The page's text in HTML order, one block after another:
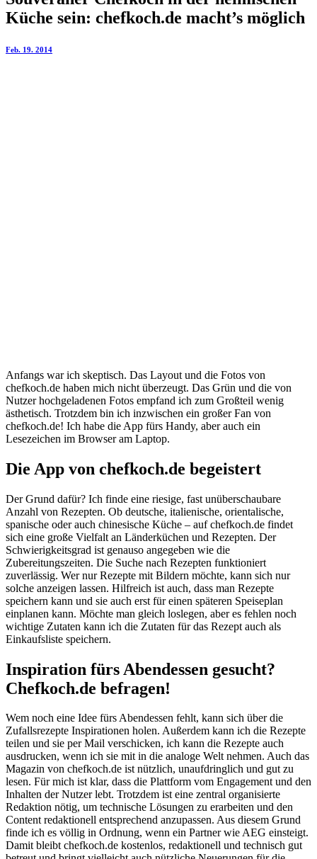
Küche sein: chefkoch.de macht’s möglich
Feb. 19. 2014
Anfangs war ich skeptisch. Das Layout und die Fotos von
chefkoch.de haben mich nicht überzeugt. Das Grün und die von
Nutzer hochgeladenen Fotos empfand ich zum Großteil wenig
ästhetisch. Trotzdem bin ich inzwischen ein großer Fan von
chefkoch.de! Ich habe die App fürs Handy, aber auch ein
Lesezeichen im Browser am Laptop.
Die App von chefkoch.de begeistert
Der Grund dafür? Ich finde eine riesige, fast unüberschaubare
Anzahl von Rezepten. Ob deutsche, italienische, orientalische,
spanische oder auch chinesische Küche – auf chefkoch.de findet
sich eine große Vielfalt an Länderküchen und Rezepten. Der
Schwierigkeitsgrad ist genauso angegeben wie die
Zubereitungszeiten. Die Suche nach Rezepten funktioniert
zuverlässig. Wer nur Rezepte mit Bildern möchte, kann sich nur
solche anzeigen lassen. Hilfreich ist auch, dass man Rezepte
speichern kann und sie auch erst für einen späteren Speiseplan
einplanen kann. Möchte man gleich loslegen, aber es fehlen noch
wichtige Zutaten kann ich die Zutaten für das Rezept auch als
Einkaufsliste speichern.
Inspiration fürs Abendessen gesucht?
Chefkoch.de befragen!
Wem noch eine Idee fürs Abendessen fehlt, kann sich über die
Zufallsrezepte Inspirationen holen. Außerdem kann ich die Rezepte
teilen und sie per Mail verschicken, ich kann die Rezepte auch
ausdrucken, wenn ich sie mit in die analoge Welt nehmen. Auch das
Magazin von chefkoch.de ist nützlich, unaufdringlich und gut zu
lesen. Für mich ist klar, dass die Plattform vom Engagement und den
Inhalten der Nutzer lebt. Trotzdem ist eine zentral organisierte
Redaktion nötig, um technische Lösungen zu erarbeiten und den
Content redaktionell entsprechend anzupassen. Aus diesem Grund
finde ich es völlig in Ordnung, wenn ein Partner wie AEG einsteigt.
Damit bleibt chefkoch.de kostenlos, redaktionell und technisch gut